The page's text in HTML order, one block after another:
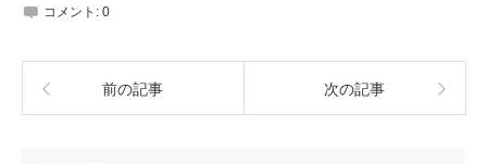
コメント: 0
前の記事 次の記事